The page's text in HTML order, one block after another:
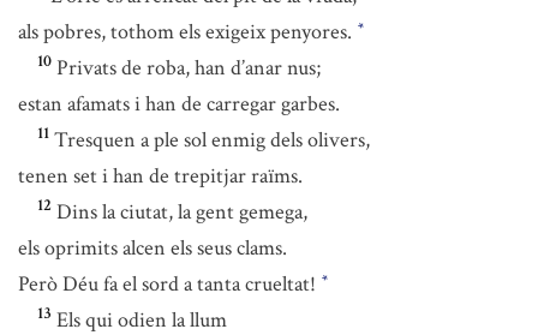
als pobres, tothom els exigeix penyores. *
10 Privats de roba, han d’anar nus;
estan afamats i han de carregar garbes.
11 Tresquen a ple sol enmig dels olivers,
tenen set i han de trepitjar raïms.
12 Dins la ciutat, la gent gemega,
els oprimits alcen els seus clams.
Però Déu fa el sord a tanta crueltat! *
13 Els qui odien la llum